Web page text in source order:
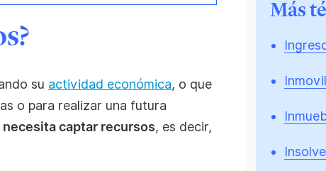
su actividad económica, o que
o para realizar una futura
captar recursos, es decir,
Más